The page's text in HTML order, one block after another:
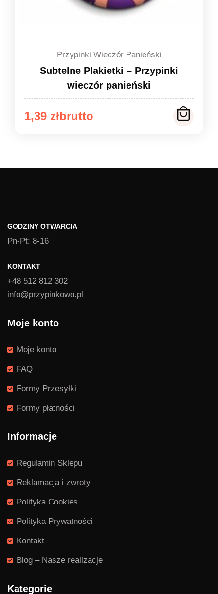
Przypinki Wieczór Panieński
Subtelne Plakietki – Przypinki
wieczór panieński
1,39 zł
Zakres
1,39 zł
GODZINY OTWARCIA
Pn-Pt: 8-16
KONTAKT
+48 512 812 302
info@przypinkowo.pl
Moje konto
Moje konto
FAQ
Formy Przesyłki
Formy płatności
Informacje
Regulamin Sklepu
Reklamacja i zwroty
Polityka Cookies
Polityka Prywatności
Kontakt
Blog – Nasze realizacje
Kategorie